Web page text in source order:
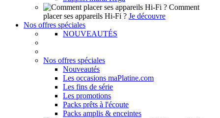
Comment
placer ses appareils Hi-Fi ? Je découvre
Nos offres spéciales
NOUVEAUTÉS
Nos offres spéciales
Nouveautés
Les occasions maPlatine.com
Les fins de série
Les promotions
Packs prêts à l'écoute
Packs amplis & enceintes